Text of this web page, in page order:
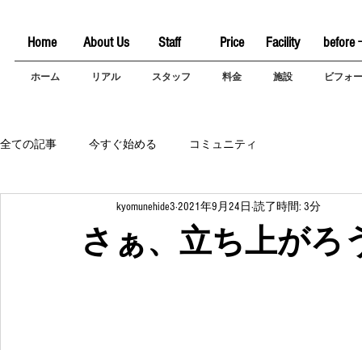
Home About Us Staff Price Facility before
ホーム リアル スタッフ 料金 施設 ビフォ
全ての記事 今すぐ始める コミュニティ
さぁ、立ち上がろ
kyomunehide3 2021年9月24日 読了時間: 3分